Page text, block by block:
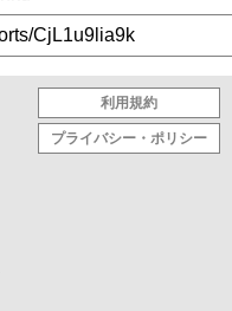
CjL1u9lia9k
利用規約
プライバシー・ポリシー